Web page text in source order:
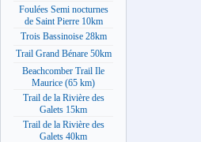
Foulées Semi nocturnes
de Saint Pierre 10km
Trois Bassinoise 28km
Trail Grand Bénare 50km
Beachcomber Trail Ile
Maurice (65 km)
Trail de la Rivière des
Galets 15km
Trail de la Rivière des
Galets 40km